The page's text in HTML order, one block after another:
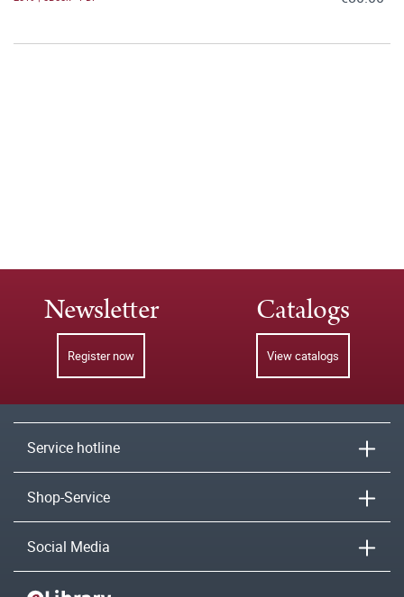
Newsletter
Register now
Catalogs
View catalogs
Service hotline
Shop-Service
Social Media